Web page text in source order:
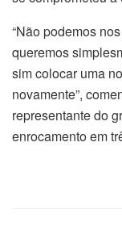
“Não podemos
queremos
sim colocar uma
novamente”,
representante do
enrocamento em